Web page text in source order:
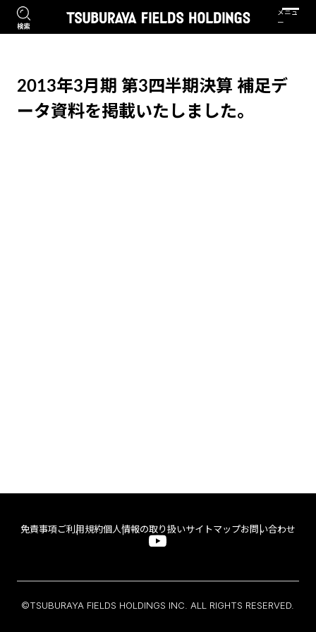
2013年3月期 第3四半期決算 補足デ
ータ資料を掲載いたしました。
免責事項 ご利用規約個人情報の取り扱いサイトマップお問い合わせ
©TSUBURAYA FIELDS HOLDINGS INC. ALL RIGHTS RESERVED.